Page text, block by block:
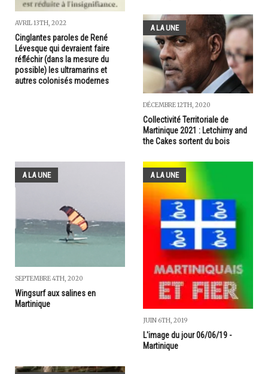
AVRIL 13TH, 2022
Cinglantes paroles de René
Lévesque qui devraient faire
réfléchir (dans la mesure du
possible) les ultramarins et
autres colonisés modernes
A LA UNE
DÉCEMBRE 12TH, 2020
Collectivité Territoriale de
Martinique 2021 : Letchimy and
the Cakes sortent du bois
A LA UNE
SEPTEMBRE 4TH, 2020
Wingsurf aux salines en
Martinique
A LA UNE
JUIN 6TH, 2019
L'image du jour 06/06/19 -
Martinique